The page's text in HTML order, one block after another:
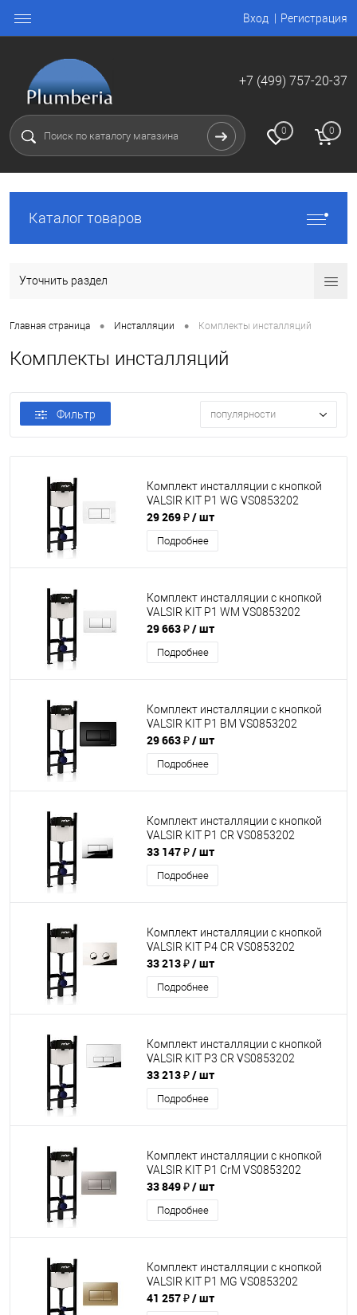
Вход Регистрация
+7 (499) 757-20-37
0 0
Каталог товаров
Уточнить раздел
Главная страница • Инсталляции • Комплекты инсталляций
Комплекты инсталляций
Фильтр популярности
Комплект инсталляции с кнопкой
VALSIR KIT P1 WG VS0853202
29 269 ₽/ шт
Подробнее
Комплект инсталляции с кнопкой
VALSIR KIT P1 WM VS0853202
29 663 ₽/ шт
Подробнее
Комплект инсталляции с кнопкой
VALSIR KIT P1 BM VS0853202
29 663 ₽/ шт
Подробнее
Комплект инсталляции с кнопкой
VALSIR KIT P1 CR VS0853202
33 147 ₽/ шт
Подробнее
Комплект инсталляции с кнопкой
VALSIR KIT P4 CR VS0853202
33 213 ₽/ шт
Подробнее
Комплект инсталляции с кнопкой
VALSIR KIT P3 CR VS0853202
33 213 ₽/ шт
Подробнее
Комплект инсталляции с кнопкой
VALSIR KIT P1 CrM VS0853202
33 849 ₽/ шт
Подробнее
Комплект инсталляции с кнопкой
VALSIR KIT P1 MG VS0853202
41 257 ₽/ шт